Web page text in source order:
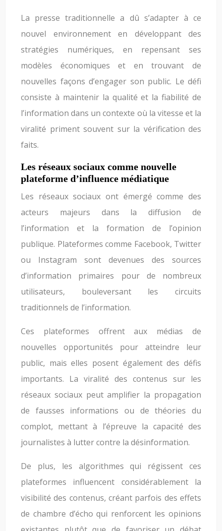
La presse traditionnelle a dû s’adapter à ce
nouvel environnement en développant des
stratégies numériques, en repensant ses
modèles économiques et en trouvant de
nouvelles façons d’engager son public. Le défi
consiste à maintenir la qualité et la fiabilité de
l’information dans un contexte où la vitesse et la
viralité priment souvent sur la vérification des
faits.
Les réseaux sociaux comme nouvelle
plateforme d’influence médiatique
Les réseaux sociaux ont émergé comme des
acteurs majeurs dans la diffusion de
l’information et la formation de l’opinion
publique. Plateformes comme Facebook, Twitter
ou Instagram sont devenues des sources
d’information primaires pour de nombreux
utilisateurs, bouleversant les circuits
traditionnels de l’information.
Ces plateformes offrent aux médias de
nouvelles opportunités pour atteindre leur
public, mais elles posent également des défis
importants. La viralité des contenus sur les
réseaux sociaux peut amplifier la propagation
de fausses informations ou de théories du
complot, mettant à l’épreuve la capacité des
journalistes à lutter contre la désinformation.
De plus, les algorithmes qui régissent ces
plateformes influencent considérablement la
visibilité des contenus, créant parfois des effets
de chambre d’écho qui renforcent les opinions